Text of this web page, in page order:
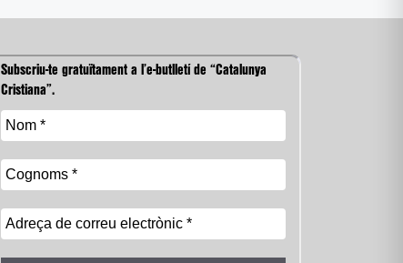
Subscriu-te gratuïtament a l’e-butlletí de “Catalunya
Cristiana”.